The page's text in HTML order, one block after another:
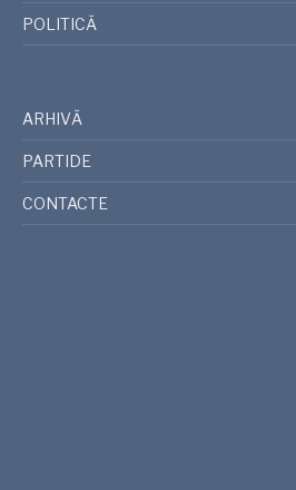
POLITICĂ
ARHIVĂ
PARTIDE
CONTACTE